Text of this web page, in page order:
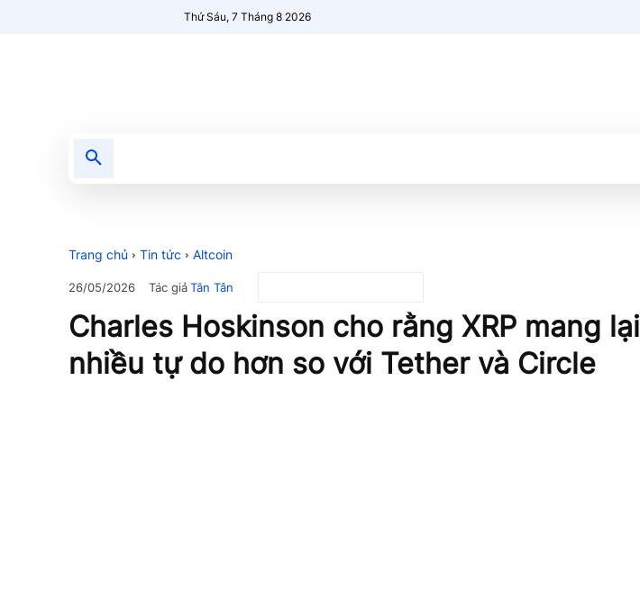
Thứ Sáu, 7 Tháng 8 2026
Trang chủ Tin tức Altcoin
26/05/2026 Tác giảTân Tân
Charles Hoskinson cho rằng XRP mang lại
nhiều tự do hơn so với Tether và Circle